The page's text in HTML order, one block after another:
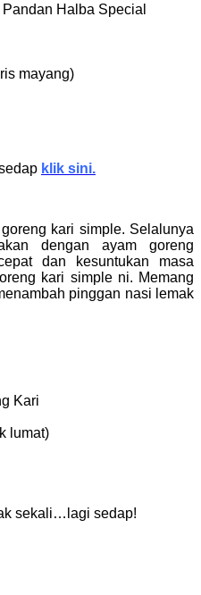
Halba Special
mayang)
klik sini.
kari simple. Selalunya
dengan ayam goreng
dan kesuntukan masa
kari simple ni. Memang
pinggan nasi lemak
Kari
lumat)
sekali…lagi sedap!